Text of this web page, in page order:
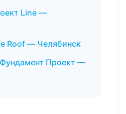
Line —
Roof — Челябинск
Проект —